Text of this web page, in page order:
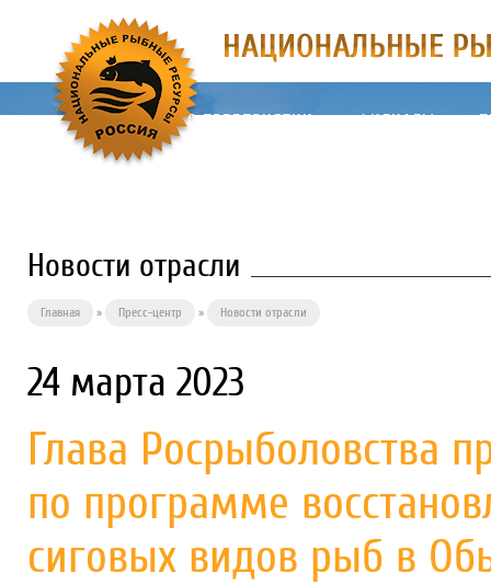
О ПРЕДПРИЯТИИ ФИЛИАЛЫ
Новости отрасли
Главная » Пресс-центр » Новости отрасли
24 марта 2023
Глава Росрыболовства
по программе
сиговых видов рыб в